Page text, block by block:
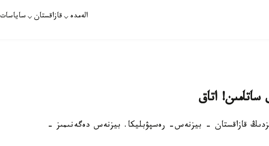
الەمدە قازاقستان ساياسات
اتاق
قازاقستان - بيزنەس- رەسپۋبليكا. بيزنەس دەگەنىمىز -